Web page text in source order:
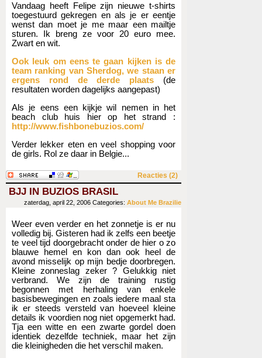
Vandaag heeft Felipe zijn nieuwe t-shirts
toegestuurd gekregen en als je er eentje
wenst dan moet je me maar een mailtje
sturen. Ik breng ze voor 20 euro mee.
Zwart en wit.
Ook leuk om eens te gaan kijken is de
team ranking van Sherdog, we staan er
ergens rond de derde plaats (de
resultaten worden dagelijks aangepast)
Als je eens een kijkje wil nemen in het
beach club huis hier op het strand :
http://www.fishbonebuzios.com/
Verder lekker eten en veel shopping voor
de girls. Rol ze daar in Belgie...
Reacties (2)
BJJ IN BUZIOS BRASIL
zaterdag, april 22, 2006 Categories: About Me Brazilie
Weer even verder en het zonnetje is er nu
volledig bij. Gisteren had ik zelfs een beetje
te veel tijd doorgebracht onder de hier o zo
blauwe hemel en kon dan ook heel de
avond misselijk op mijn bedje doorbregen.
Kleine zonneslag zeker ? Gelukkig niet
verbrand. We zijn de training rustig
begonnen met herhaling van enkele
basisbewegingen en zoals iedere maal sta
ik er steeds versteld van hoeveel kleine
details ik voordien nog niet opgemerkt had.
Tja een witte en een zwarte gordel doen
identiek dezelfde techniek, maar het zijn
die kleinigheden die het verschil maken.